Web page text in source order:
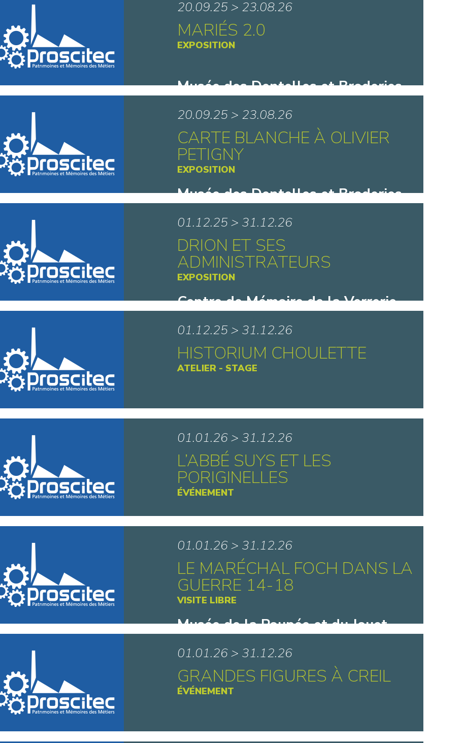
20.09.25 > 23.08.26
MARIÉS 2.0
EXPOSITION
Musée des Dentelles et Broderies
20.09.25 > 23.08.26
CARTE BLANCHE À OLIVIER
PETIGNY
EXPOSITION
Musée des Dentelles et Broderies
01.12.25 > 31.12.26
DRION ET SES
ADMINISTRATEURS
EXPOSITION
Centre de Mémoire de la Verrerie
01.12.25 > 31.12.26
HISTORIUM CHOULETTE
ATELIER - STAGE
01.01.26 > 31.12.26
L’ABBÉ SUYS ET LES
PORIGINELLES
ÉVÉNEMENT
01.01.26 > 31.12.26
LE MARÉCHAL FOCH DANS LA
GUERRE 14-18
VISITE LIBRE
Musée de la Poupée et du Jouet
01.01.26 > 31.12.26
GRANDES FIGURES À CREIL
ÉVÉNEMENT